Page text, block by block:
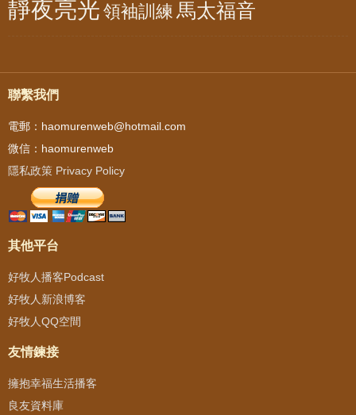
靜夜亮光 領袖訓練 馬太福音
聯繫我們
電郵：haomurenweb@hotmail.com
微信：haomurenweb
隱私政策 Privacy Policy
其他平台
好牧人播客Podcast
好牧人新浪博客
好牧人QQ空間
友情鍊接
擁抱幸福生活播客
良友資料庫